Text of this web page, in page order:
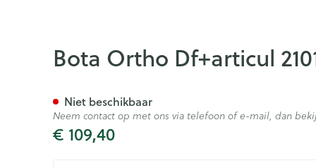
N2
Bota Ortho Df+articul
€ 109,40
Niet beschikbaar
Neem contact op met ons via telefoon of e-mail, dan